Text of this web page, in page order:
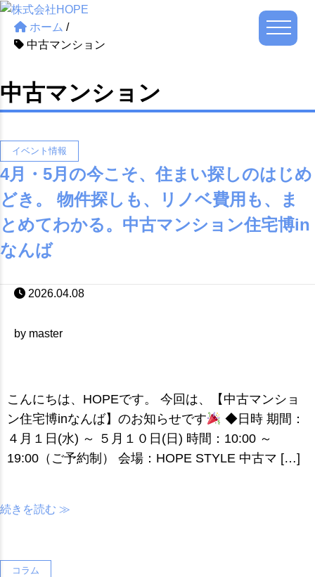
ホーム /
中古マンション
中古マンション
イベント情報
4月・5月の今こそ、住まい探しのはじめ
どき。 物件探しも、リノベ費用も、ま
とめてわかる。中古マンション住宅博in
なんば
2026.04.08
by master
こんにちは、HOPEです。 今回は、【中古マンショ
ン住宅博inなんば】のお知らせです
◆日時 期間：
４月１日(水) ～ ５月１０日(日) 時間：10:00 ～
19:00（ご予約制） 会場：HOPE STYLE 中古マ […]
続きを読む ≫
コラム